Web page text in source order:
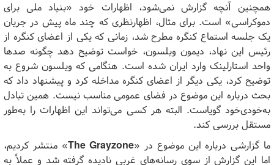
همچنین آنچه گزارش نمی‌شود، اظهارات خود «بنیاد ملی برای
دموکراسی» است. برای مثال، اظهارنظری که چند ماه پیش در جریان
یک جلسه استماع کنگره مطرح شد، زمانی که یکی از اعضای کنگره از
رئیس این نهاد، دیمون ویلسون، خواست توضیح دهد چگونه صدها
واحد استارلینک وارد ایران شده است. هنگامی که ویلسون شروع به
توضیح کرد، یکی دیگر از اعضای کنگره مداخله کرد و پیشنهاد داد که
بحث درباره این موضوع در فضای عمومی مناسب نیست. همین تبادل
به‌خودی‌خود گویاست. البته هر کسی می‌تواند این اظهارات را به‌طور
مستقل بررسی کند.
ما گزارشی درباره این موضوع در «The Grayzone» منتشر کردیم،
اما این گزارش از سوی رسانه‌های غربی نادیده گرفته شد و عملاً به